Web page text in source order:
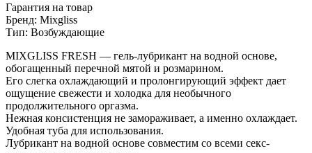
Гарантия на товар
Бренд: Mixgliss
Тип: Возбуждающие
MIXGLISS FRESH — гель-лубрикант на водной основе,
обогащенный перечной мятой и розмарином.
Его слегка охлаждающий и пролонгирующий эффект дает
ощущение свежести и холодка для необычного
продолжительного оргазма.
Нежная консистенция не замораживает, а именно охлаждает.
Удобная туба для использования.
Лубрикант на водной основе совместим со всеми секс-